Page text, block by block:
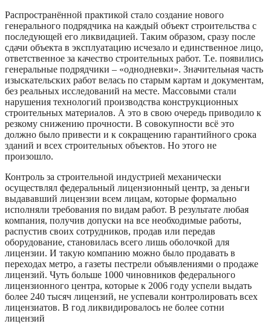
Распространённой практикой стало создание нового
генерального подрядчика на каждый объект строительства с
последующей его ликвидацией. Таким образом, сразу после
сдачи объекта в эксплуатацию исчезало и единственное лицо,
ответственное за качество строительных работ. Т.е. появились
генеральные подрядчики – «однодневки». Значительная часть
изыскательских работ велась по старым картам и документам,
без реальных исследований на месте. Массовыми стали
нарушения технологий производства конструкционных
строительных материалов. А это в свою очередь приводило к
резкому снижению прочности. В совокупности всё это
должно было привести и к сокращению гарантийного срока
зданий и всех строительных объектов. Но этого не
произошло.
Контроль за строительной индустрией механически
осуществлял федеральный лицензионный центр, за деньги
выдававший лицензии всем лицам, которые формально
исполняли требования по видам работ. В результате любая
компания, получив допуски на все необходимые работы,
распустив своих сотрудников, продав или передав
оборудование, становилась всего лишь оболочкой для
лицензии. И такую компанию можно было продавать в
переходах метро, а газеты пестрели объявлениями о продаже
лицензий. Чуть больше 1000 чиновников федерального
лицензионного центра, которые к 2006 году успели выдать
более 240 тысяч лицензий, не успевали контролировать всех
лицензиатов. В год ликвидировалось не более сотни
лицензий